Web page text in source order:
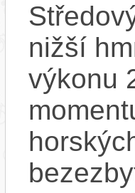
nižší
výkonu